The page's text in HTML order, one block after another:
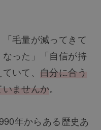
「毛量が減ってきて
った」「自信が持
いて、 自分に合う
ませんか。
年からある歴史あ